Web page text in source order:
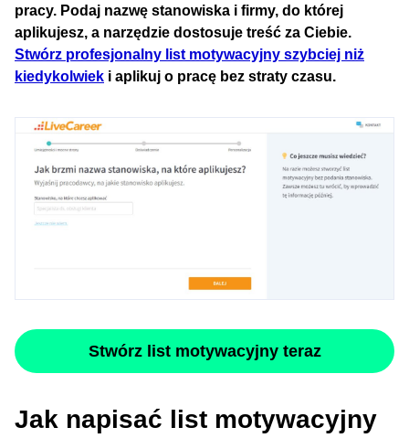
pracy. Podaj nazwę stanowiska i firmy, do której
aplikujesz, a narzędzie dostosuje treść za Ciebie.
Stwórz profesjonalny list motywacyjny szybciej niż
kiedykolwiek i aplikuj o pracę bez straty czasu.
Stwórz list motywacyjny teraz
Jak napisać list motywacyjny